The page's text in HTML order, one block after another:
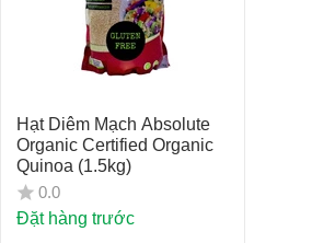
Hạt Diêm Mạch Absolute
Organic Certified Organic
Quinoa (1.5kg)
0.0
Đặt hàng trước